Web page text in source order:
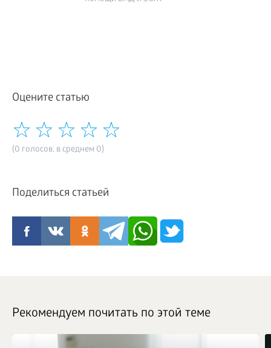
Оцените статью
(0 голосов, в среднем 0)
Поделиться статьей
Рекомендуем почитать по этой теме